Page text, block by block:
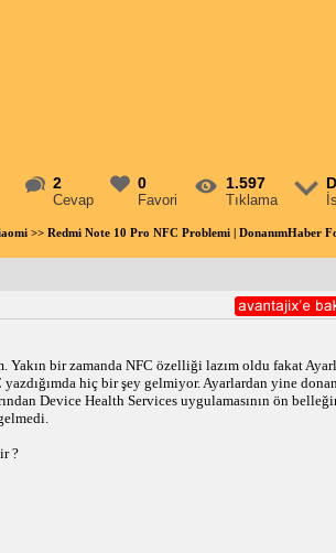
2
Cevap
0
Favori
1.597
Tıklama
>> Redmi Note 10 Pro NFC Problemi | DonanımHaber
bir zamanda NFC özelliği lazım oldu fakat
Device Health Services uygulamasının ön
?